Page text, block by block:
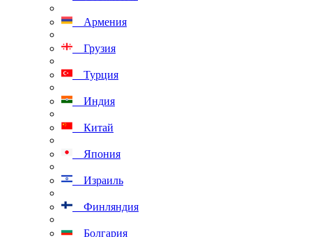
Армения
Грузия
Турция
Индия
Китай
Япония
Израиль
Финляндия
Болгария